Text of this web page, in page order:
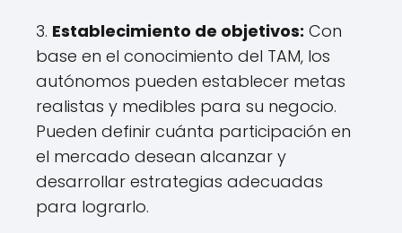
3. Establecimiento de objetivos: Con
base en el conocimiento del TAM, los
autónomos pueden establecer metas
realistas y medibles para su negocio.
Pueden definir cuánta participación en
el mercado desean alcanzar y
desarrollar estrategias adecuadas
para lograrlo.